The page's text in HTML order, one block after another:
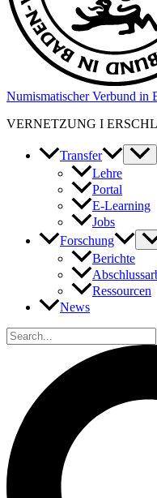
Numismatischer Verbund in
VERNETZUNG I
Transfer
Lehre
Portal
E-Learning
Jobs
Forschung
Berichte
Ressourcen
News
Suchen
nach: